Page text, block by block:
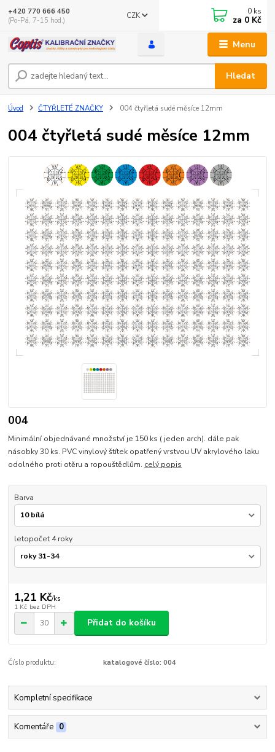
Menu
CZK
Hledat
+420 770 666 450
(Po-Pá, 7-15 hod.)
0 ks
za 0 Kč
Úvod ČTYŘLETÉ ZNAČKY 004 čtyřletá sudé měsíce 12mm
004 čtyřletá sudé měsíce 12mm
004
Minimální objednávané množství je 150 ks ( jeden arch). dále pak
násobky 30 ks. PVC vinylový štítek opatřený vrstvou UV akrylového laku
odolného proti otěru a ropouštědlům. celý popis
Barva
letopočet 4 roky
1,21 Kč/ks
1 Kč bez DPH
Přidat do košíku
Číslo produktu: katalogové číslo: 004
Kompletní specifikace
Komentáře 0